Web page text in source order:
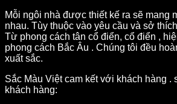
Mỗi ngôi nhà được thiết kế ra sẽ mang
nhau. Tùy thuộc vào yêu cầu và sở
Từ phong cách tân cổ điển, cổ điển ,
phong cách Bắc Âu . Chúng tôi đều
xuất sắc.
Sắc Màu Việt cam kết với khách hàng .
khách hàng: